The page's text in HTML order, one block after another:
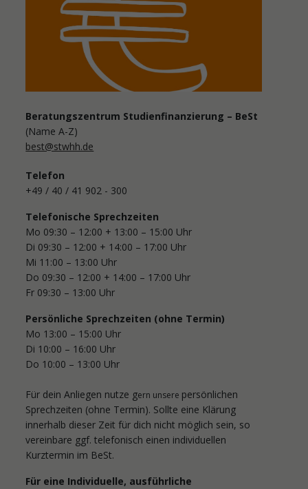
Beratungszentrum Studienfinanzierung – BeSt
(Name A-Z)
best@stwhh.de
Telefon
+49 / 40 / 41 902 - 300
Telefonische Sprechzeiten
Mo 09:30 – 12:00 + 13:00 – 15:00 Uhr
Di 09:30 – 12:00 + 14:00 – 17:00 Uhr
Mi 11:00 ­– 13:00 Uhr
Do 09:30 – 12:00 + 14:00 – 17:00 Uhr
Fr 09:30 – 13:00 Uhr
Persönliche Sprechzeiten (ohne Termin)
Mo 13:00 – 15:00 Uhr
Di 10:00 – 16:00 Uhr
Do 10:00 – 13:00 Uhr
Für dein Anliegen nutze gern unsere persönlichen
Sprechzeiten (ohne Termin). Sollte eine Klärung
innerhalb dieser Zeit für dich nicht möglich sein, so
vereinbare ggf. telefonisch einen individuellen
Kurztermin im BeSt.
Für eine Individuelle, ausführliche